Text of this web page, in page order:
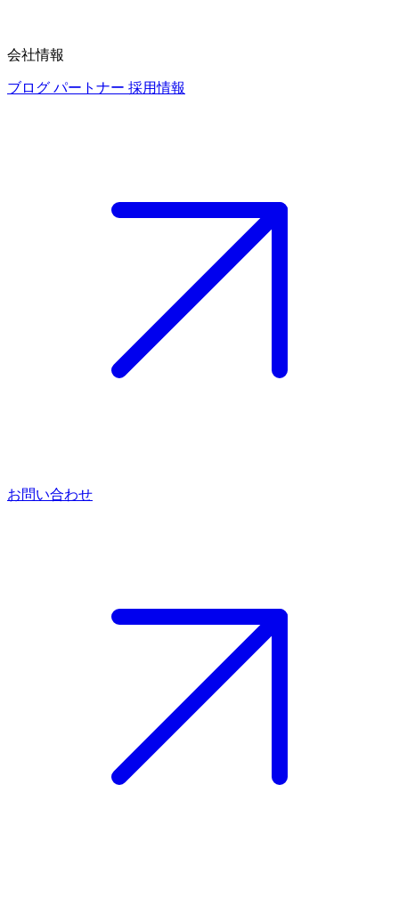
会社情報
ブログ パートナー 採用情報
お問い合わせ